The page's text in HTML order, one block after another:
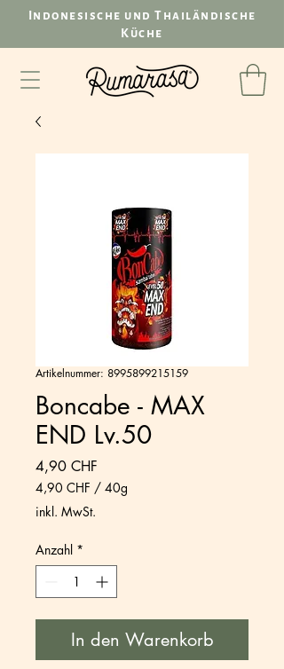
Indonesische und Thailändische
Küche
Artikelnummer: 8995899215159
Boncabe - MAX
END Lv.50
4,90 CHF
4,90 CHF / 40g
4,90 CHF
pro
Gramm
inkl. MwSt.
Anzahl *
In den Warenkorb